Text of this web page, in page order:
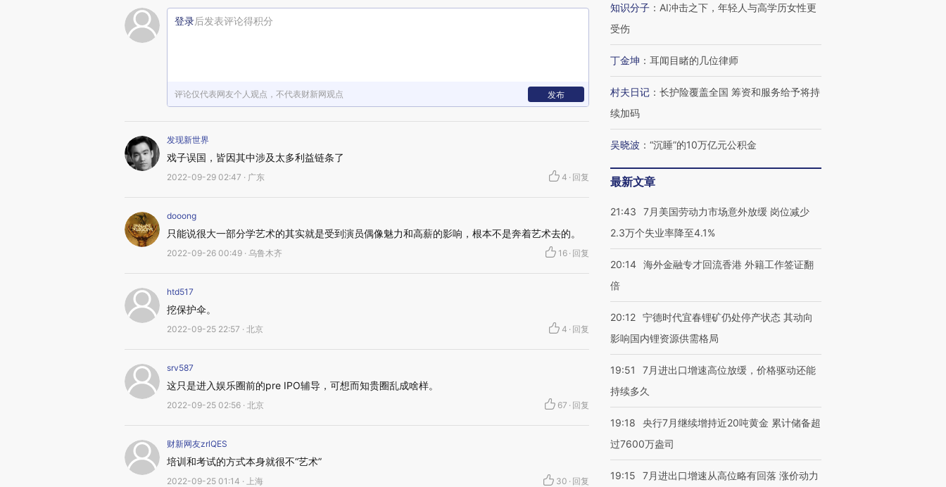
登录后发表评论得积分
评论仅代表网友个人观点，不代表财新网观点 发布
发现新世界
戏子误国，皆因其中涉及太多利益链条了
2022-09-29 02:47 · 广东 4 · 回复
dooong
只能说很大一部分学艺术的其实就是受到演员偶像魅力和高薪的影响，根本不是奔着艺术去的。
2022-09-26 00:49 · 乌鲁木齐 16 · 回复
htd517
挖保护伞。
2022-09-25 22:57 · 北京 4 · 回复
srv587
这只是进入娱乐圈前的pre IPO辅导，可想而知贵圈乱成啥样。
2022-09-25 02:56 · 北京 67 · 回复
财新网友zrlQES
培训和考试的方式本身就很不“艺术”
2022-09-25 01:14 · 上海 30 · 回复
知识分子 ： AI冲击之下，年轻人与高学历女性更
受伤
丁金坤 ： 耳闻目睹的几位律师
村夫日记 ： 长护险覆盖全国 筹资和服务给予将持
续加码
吴晓波 ： “沉睡”的10万亿元公积金
最新文章
21:43
7月美国劳动力市场意外放缓 岗位减少
2.3万个失业率降至4.1%
20:14 海外金融专才回流香港 外籍工作签证翻
倍
20:12 宁德时代宜春锂矿仍处停产状态 其动向
影响国内锂资源供需格局
19:51
7月进出口增速高位放缓，价格驱动还能
持续多久
19:18
央行7月继续增持近20吨黄金 累计储备超
过7600万盎司
19:15
7月进出口增速从高位略有回落 涨价动力